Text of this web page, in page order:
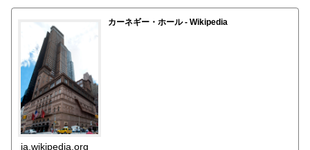
カーネギー・ホール - Wikipedia
ja.wikipedia.org